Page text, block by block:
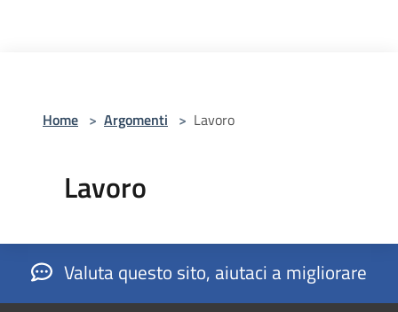
Home > Argomenti > Lavoro
Lavoro
Valuta questo sito, aiutaci a migliorare